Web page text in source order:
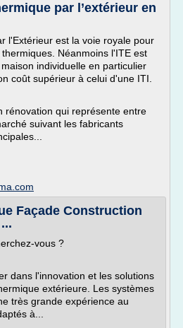
par l’extérieur en
l'Extérieur est la voie royale pour
Néanmoins l'ITE est
individuelle en particulier
coût supérieur à celui d'une ITI.
rénovation qui représente entre
suivant les fabricants
Façade Construction
vous ?
dans l'innovation et les solutions
extérieure. Les systèmes
très grande expérience au
à...